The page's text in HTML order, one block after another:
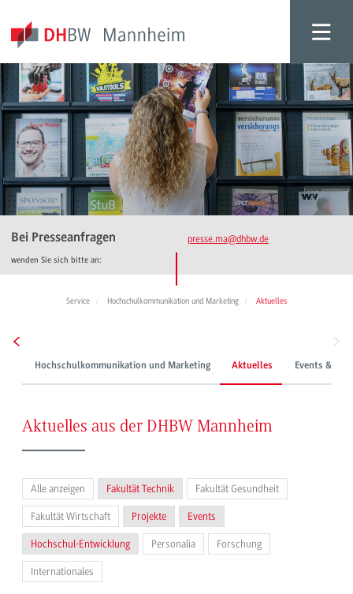
Bei Presseanfragen
wenden Sie sich bitte an:
presse.ma@dhbw.de
Service Hochschulkommunikation und Marketing Aktuelles
Hochschulkommunikation und Marketing Aktuelles Events &
Aktuelles aus der DHBW Mannheim
Alle anzeigen Fakultät Technik Fakultät Gesundheit
Fakultät Wirtschaft Projekte Events
Hochschul-Entwicklung Personalia Forschung
Internationales